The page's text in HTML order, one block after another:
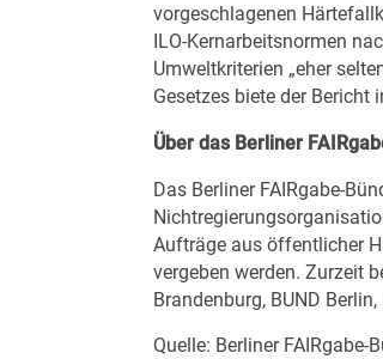
vorgeschlagenen
ILO-Kernarbeitsnormen
Umweltkriterien „eher
Gesetzes biete der Bericht
Über das Berliner
Das Berliner FAIRgabe-
Aufträge aus öffentlicher
vergeben werden. Zurzeit
Brandenburg, BUND
Quelle: Berliner